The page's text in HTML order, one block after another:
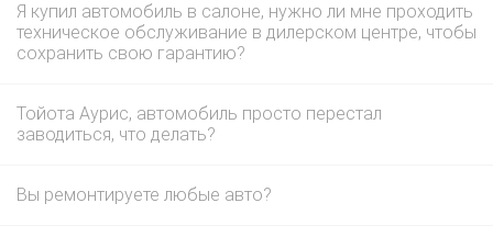
Я купил автомобиль в салоне, нужно ли мне проходить
техническое обслуживание в дилерском центре, чтобы
сохранить свою гарантию?
Тойота Аурис, автомобиль просто перестал
заводиться, что делать?
Вы ремонтируете любые авто?